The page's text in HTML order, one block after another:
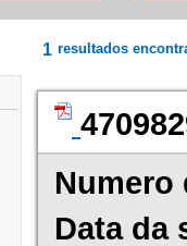
1 resultados
Numero
Data da